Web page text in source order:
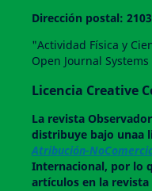
Dirección postal: 2103
"Actividad Física y
Open Journal Systems
Licencia Creative
La revista
distribuye bajo unaa
Atribución-
Internacional, por lo
artículos en la